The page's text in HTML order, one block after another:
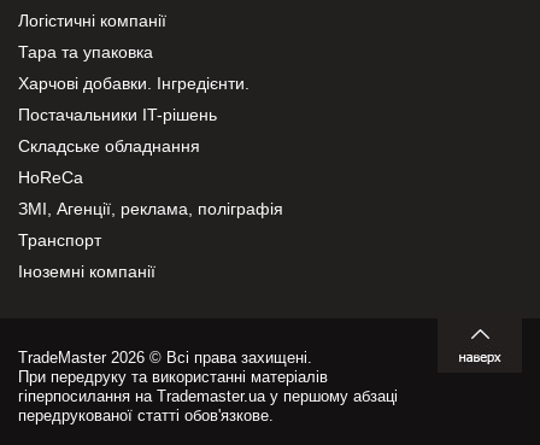
Логістичні компанії
Тара та упаковка
Харчові добавки. Інгредієнти.
Постачальники IT-рішень
Складське обладнання
HoReCa
ЗМІ, Агенції, реклама, поліграфія
Транспорт
Іноземні компанії
TradeMaster 2026 © Всі права захищені.
При передруку та використанні матеріалів
гіперпосилання на Trademaster.ua у першому абзаці
передрукованої статті обов'язкове.